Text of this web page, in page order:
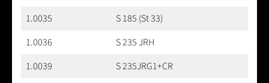
1.0035
S 185 (St 33)
1.0036
S 235 JRH
1.0039
S 235JRG1+CR